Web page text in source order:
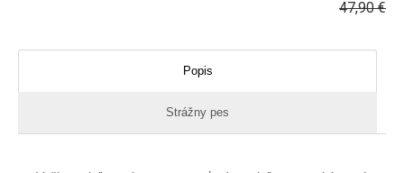
47,90€
Popis
Strážny pes